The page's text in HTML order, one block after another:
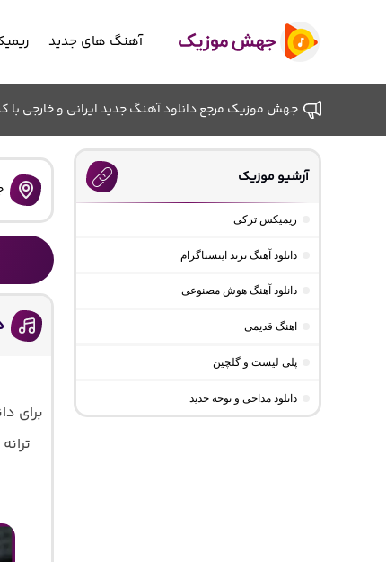
آهنگ های جدید
جهش موزیک مرجع دانلود آهنگ جدید ایرانی و خارجی با
برای
آرشیو موزیک
ریمیکس ترکی
دانلود آهنگ ترند اینستاگرام
دانلود آهنگ هوش مصنوعی
اهنگ قدیمی
پلی لیست و گلچین
دانلود مداحی و نوحه جدید